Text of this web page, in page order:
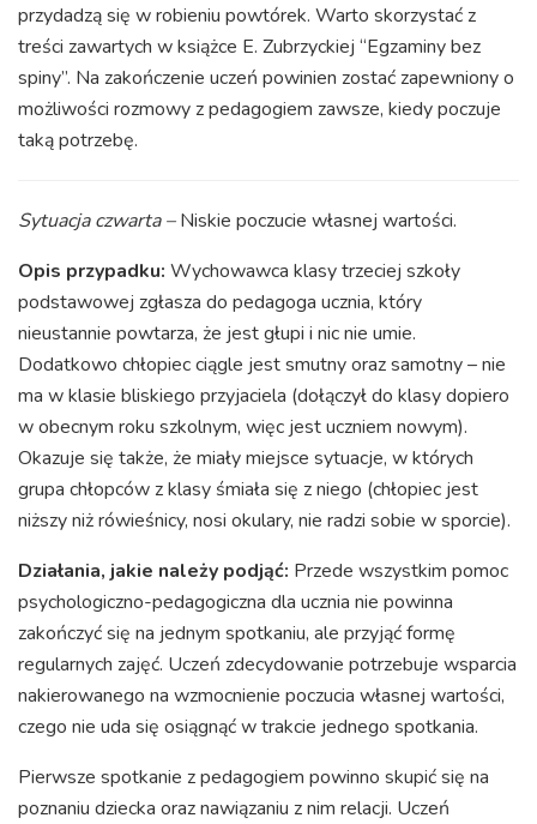
przydadzą się w robieniu powtórek. Warto skorzystać z
treści zawartych w książce E. Zubrzyckiej “Egzaminy bez
spiny”. Na zakończenie uczeń powinien zostać zapewniony o
możliwości rozmowy z pedagogiem zawsze, kiedy poczuje
taką potrzebę.
Sytuacja czwarta –Niskie poczucie własnej wartości.
Opis przypadku: Wychowawca klasy trzeciej szkoły
podstawowej zgłasza do pedagoga ucznia, który
nieustannie powtarza, że jest głupi i nic nie umie.
Dodatkowo chłopiec ciągle jest smutny oraz samotny – nie
ma w klasie bliskiego przyjaciela (dołączył do klasy dopiero
w obecnym roku szkolnym, więc jest uczniem nowym).
Okazuje się także, że miały miejsce sytuacje, w których
grupa chłopców z klasy śmiała się z niego (chłopiec jest
niższy niż rówieśnicy, nosi okulary, nie radzi sobie w sporcie).
Działania, jakie należy podjąć: Przede wszystkim pomoc
psychologiczno-pedagogiczna dla ucznia nie powinna
zakończyć się na jednym spotkaniu, ale przyjąć formę
regularnych zajęć. Uczeń zdecydowanie potrzebuje wsparcia
nakierowanego na wzmocnienie poczucia własnej wartości,
czego nie uda się osiągnąć w trakcie jednego spotkania.
Pierwsze spotkanie z pedagogiem powinno skupić się na
poznaniu dziecka oraz nawiązaniu z nim relacji. Uczeń